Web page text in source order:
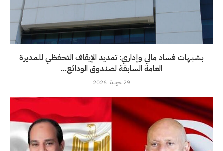
بشبهات فساد مالي وإداري: تمديد الإيقاف التحفظي للمديرة
العامة السابقة لصندوق الودائع...
29 جويلية، 2026